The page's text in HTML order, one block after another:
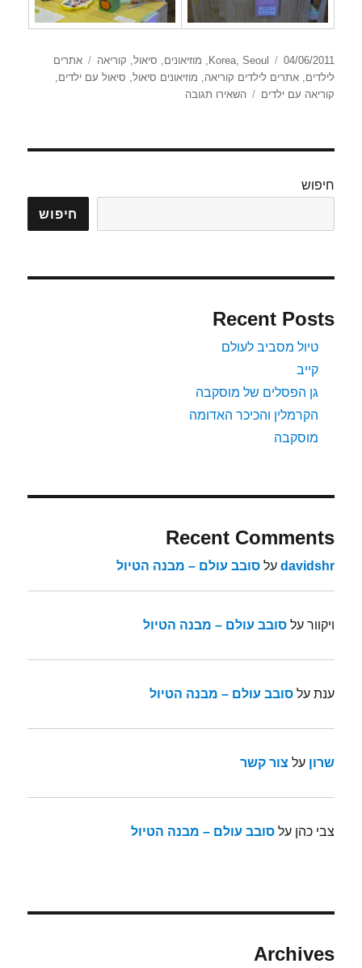
פורסם
בתאריך
04/06/2011 קטגוריותKorea, Seoul
, מוזיאונים, סיאול, קוריאה תגיות
אתרים
לילדים,אתרים לילדים קוריאה, מוזיאונים סיאול, סיאול עם ילדים,
קוריאה עם ילדים
השאירו תגובה
חיפוש
חיפוש
Recent Posts
טיול מסביב לעולם
קייב
גן הפסלים של מוסקבה
הקרמלין והכיכר האדומה
מוסקבה
Recent Comments
davidshr עלסובב עולם – מבנה הטיול
ויקוור עלסובב עולם – מבנה הטיול
ענת עלסובב עולם – מבנה הטיול
שרון על צור קשר
צבי כהן עלסובב עולם – מבנה הטיול
Archives